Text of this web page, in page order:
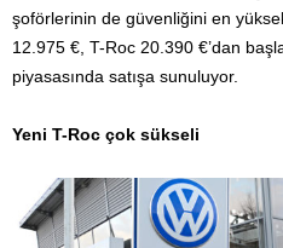
şoförlerinin de güvenliğini en
12.975 €, T-Roc 20.390 €’dan
piyasasında satışa sunuluyor.
Yeni T-Roc çok sükseli